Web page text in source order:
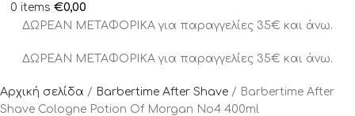
0 items €0,00
ΔΩΡΕΑΝ ΜΕΤΑΦΟΡΙΚΑ για παραγγελίες 35€ και άνω.
ΔΩΡΕΑΝ ΜΕΤΑΦΟΡΙΚΑ για παραγγελίες 35€ και άνω.
Αρχική σελίδα Barbertime After Shave
Barbertime After
Shave Cologne Potion Of Morgan No4 400ml